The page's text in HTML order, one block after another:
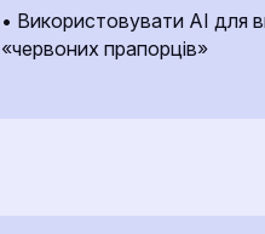
• Використовувати AI для
«червоних прапорців»